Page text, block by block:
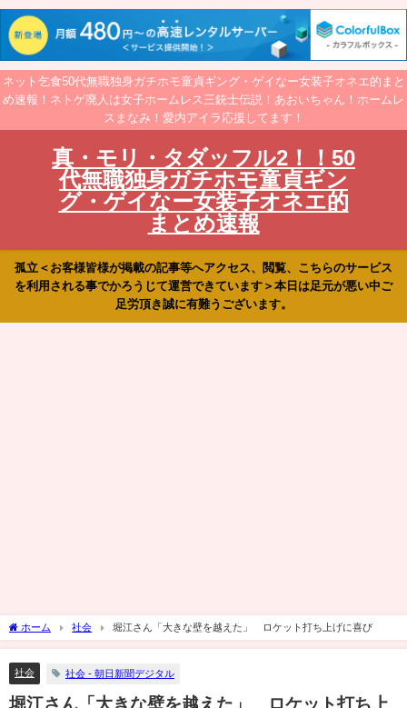
ネット乞食50代無職独身ガチホモ童貞ギング・ゲイなー女装子オネエ的まと
め速報！ネトゲ廃人は女子ホームレス三銃士伝説！あおいちゃん！ホームレ
スまなみ！愛内アイラ応援してます！
真・モリ・タダッフル2！！50
代無職独身ガチホモ童貞ギン
グ・ゲイなー女装子オネエ的
まとめ速報
孤立＜お客様皆様が掲載の記事等へアクセス、閲覧、こちらのサービス
を利用される事でかろうじて運営できています＞本日は足元が悪い中ご
足労頂き誠に有難うございます。
ホーム 社会 堀江さん「大きな壁を越えた」 ロケット打ち上げに喜び
社会 社会 - 朝日新聞デジタル
堀江さん「大きな壁を越えた」 ロケット打ち上